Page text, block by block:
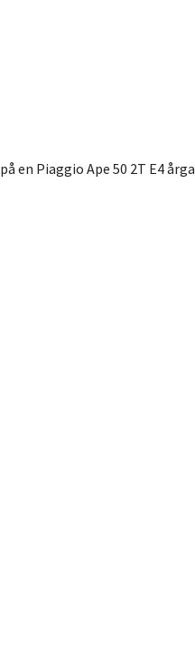
på en Piaggio Ape 50 2T E4